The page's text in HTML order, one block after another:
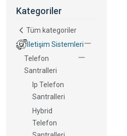
Kategoriler
Tüm kategoriler
İletişim Sistemleri
Telefon
Santralleri
Ip Telefon
Santralleri
Hybrid
Telefon